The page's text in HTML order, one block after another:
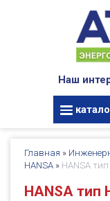
Наш
Главная »
HANSA » HANSA
HANSA тип